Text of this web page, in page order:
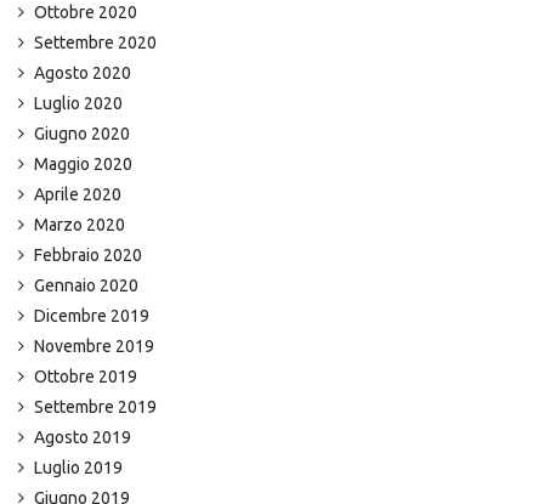
Ottobre 2020
Settembre 2020
Agosto 2020
Luglio 2020
Giugno 2020
Maggio 2020
Aprile 2020
Marzo 2020
Febbraio 2020
Gennaio 2020
Dicembre 2019
Novembre 2019
Ottobre 2019
Settembre 2019
Agosto 2019
Luglio 2019
Giugno 2019